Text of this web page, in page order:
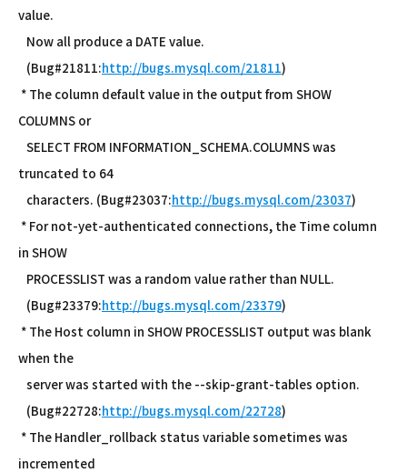
value.
Now all produce a DATE value.
(Bug#21811:http://bugs.mysql.com/21811)
* The column default value in the output from SHOW
COLUMNS or
SELECT FROM INFORMATION_SCHEMA.COLUMNS was
truncated to 64
characters. (Bug#23037:http://bugs.mysql.com/23037)
* For not-yet-authenticated connections, the Time column
in SHOW
PROCESSLIST was a random value rather than NULL.
(Bug#23379:http://bugs.mysql.com/23379)
* The Host column in SHOW PROCESSLIST output was blank
when the
server was started with the --skip-grant-tables option.
(Bug#22728:http://bugs.mysql.com/22728)
* The Handler_rollback status variable sometimes was
incremented